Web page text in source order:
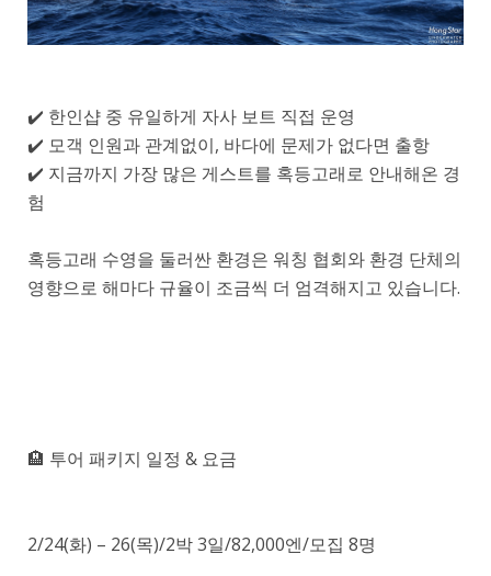
✔️ 한인샵 중 유일하게 자사 보트 직접 운영
✔️ 모객 인원과 관계없이, 바다에 문제가 없다면 출항
✔️ 지금까지 가장 많은 게스트를 혹등고래로 안내해온 경
험
혹등고래 수영을 둘러싼 환경은 워칭 협회와 환경 단체의
영향으로 해마다 규율이 조금씩 더 엄격해지고 있습니다.
🏨 투어 패키지 일정 & 요금
2/24(화) – 26(목)/2박 3일/82,000엔/모집 8명